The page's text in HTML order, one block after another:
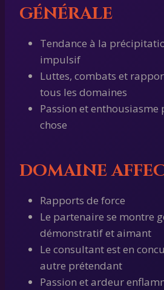
GÉNÉRALE
Tendance à la
impulsif
Luttes, combats et
tous les domaines
Passion et
chose
DOMAINE
Rapports de force
Le partenaire se montre
démonstratif et aimant
Le consultant est en
autre prétendant
Passion et ardeur